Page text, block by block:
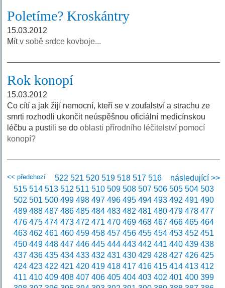
Poletíme? Kroskántry
15.03.2012
Mítv sobě srdce kovboje...
Rok konopí
15.03.2012
Co cítí a jak žijí nemocní, kteří se v zoufalství a strachu ze
smrti rozhodli ukončit neúspěšnou oficiální medicínskou
léčbu a pustili se dooblasti přírodního léčitelství pomocí
konopí?
<< předchozí následující >>
522 521 520 519 518 517 516
515 514 513 512 511 510 509 508 507 506 505 504 503
502 501 500 499 498 497 496 495 494 493 492 491 490
489 488 487 486 485 484 483 482 481 480 479 478 477
476 475 474 473 472 471 470 469 468 467 466 465 464
463 462 461 460 459 458 457 456 455 454 453 452 451
450 449 448 447 446 445 444 443 442 441 440 439 438
437 436 435 434 433 432 431 430 429 428 427 426 425
424 423 422 421 420 419 418 417 416 415 414 413 412
411 410 409 408 407 406 405 404 403 402 401 400 399